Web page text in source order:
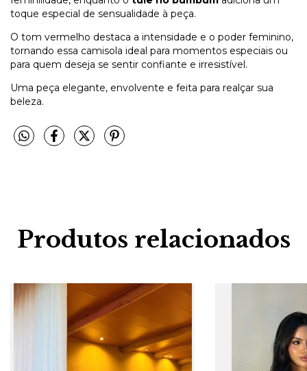
toque especial de sensualidade à peça.
O tom vermelho destaca a intensidade e o poder feminino,
tornando essa camisola ideal para momentos especiais ou
para quem deseja se sentir confiante e irresistível.
Uma peça elegante, envolvente e feita para realçar sua
beleza.
Produtos relacionados